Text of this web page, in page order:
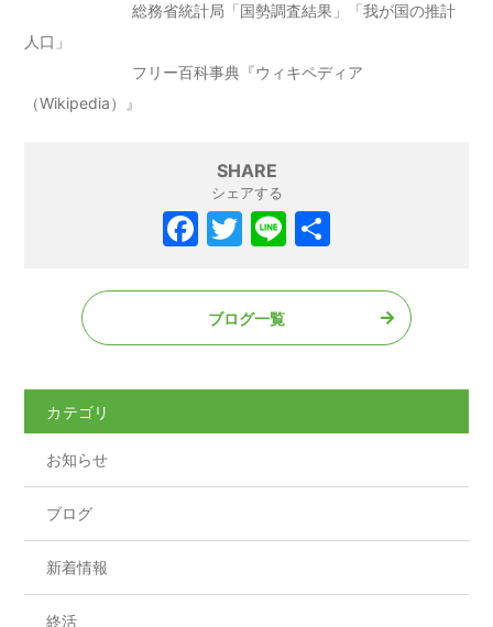
総務省統計局「国勢調査結果」「我が国の推計
人口」
フリー百科事典『ウィキペディア
（Wikipedia）』
SHARE
シェアする
F
c
e
o
o
k
T
itt
er
Li
e
ブログ一覧
カテゴリ
お知らせ
ブログ
新着情報
終活